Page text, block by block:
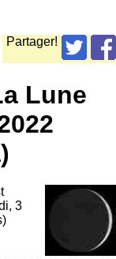
Partager!
Lune
3